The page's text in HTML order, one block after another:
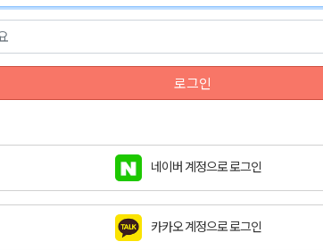
로그인
네이버 계정으로 로그인
카카오 계정으로 로그인